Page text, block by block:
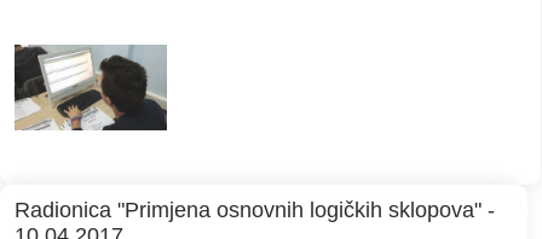
Radionica "Primjena osnovnih logičkih sklopova" -